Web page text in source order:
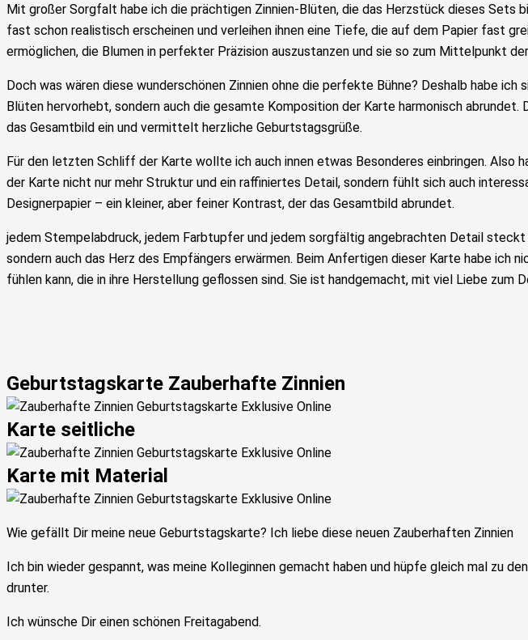
Mit großer Sorgfalt habe ich die prächtigen Zinnien-Blüten, die das Herzstück dieses
fast schon realistisch erscheinen und verleihen ihnen eine Tiefe, die auf dem Papier fast
ermöglichen, die Blumen in perfekter Präzision auszustanzen und sie so zum Mittelpunkt
Doch was wären diese wunderschönen Zinnien ohne die perfekte Bühne? Deshalb habe
Blüten hervorhebt, sondern auch die gesamte Komposition der Karte harmonisch
das Gesamtbild ein und vermittelt herzliche Geburtstagsgrüße.
Für den letzten Schliff der Karte wollte ich auch innen etwas Besonderes einbringen. Also
der Karte nicht nur mehr Struktur und ein raffiniertes Detail, sondern fühlt sich auch
Designerpapier – ein kleiner, aber feiner Kontrast, der das Gesamtbild abrundet.
jedem Stempelabdruck, jedem Farbtupfer und jedem sorgfältig angebrachten Detail
sondern auch das Herz des Empfängers erwärmen. Beim Anfertigen dieser Karte habe ich
fühlen kann, die in ihre Herstellung geflossen sind. Sie ist handgemacht, mit viel Liebe
Geburtstagskarte Zauberhafte Zinnien
Karte seitliche
Karte mit Material
Wie gefällt Dir meine neue Geburtstagskarte? Ich liebe diese neuen Zauberhaften Zinnien
Ich bin wieder gespannt, was meine Kolleginnen gemacht haben und hüpfe gleich mal zu
drunter.
Ich wünsche Dir einen schönen Freitagabend.